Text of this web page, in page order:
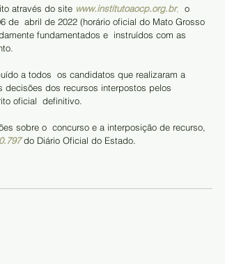
através do site www.institutoaocp.org.br,
o
de  abril de 2022 (horário oficial do Mato Grosso
fundamentados e  instruídos com as
a todos  os candidatos que realizaram a
dos recursos interpostos pelos
oficial  definitivo.
sobre o  concurso e a interposição de recurso,
do Diário Oficial do Estado.